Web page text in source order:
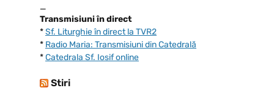
_
Transmisiuni în direct
*Sf. Liturghie în direct la TVR2
* Radio Maria: Transmisiuni din Catedrală
*Catedrala Sf. Iosif online
Stiri